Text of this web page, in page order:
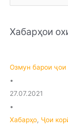
rХабарҳои
Озмун барои ҷои
•
27.07.2021
•
Хабарҳо, Ҷои